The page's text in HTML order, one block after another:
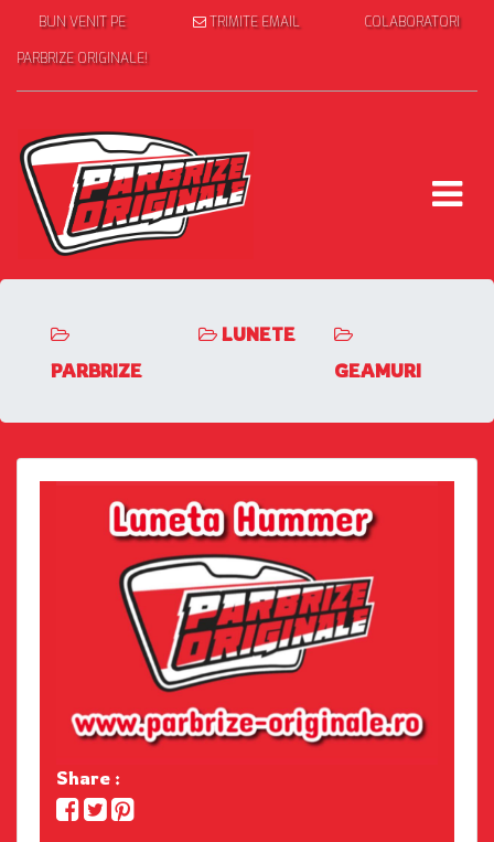
BUN VENIT PE
PARBRIZE ORIGINALE!
TRIMITE EMAIL COLABORATORI
PARBRIZE
LUNETE
GEAMURI
Share :